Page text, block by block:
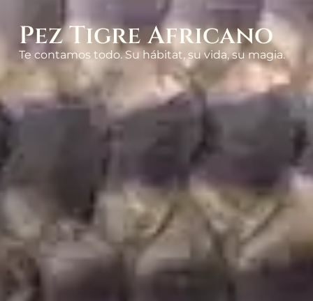
Pez Tigre Africano
Te contamos todo. Su hábitat, su vida, su magia.